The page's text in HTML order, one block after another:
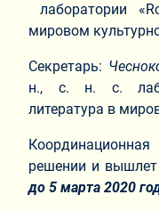
лаборатории
мировом
Секретарь:
н., с. н. с.
литература в
решении и
до 5 марта 2020